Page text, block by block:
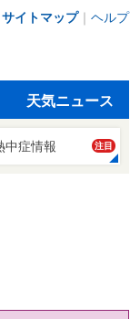
サイトマップ｜ ヘルプ
天気ニュース
中症情報 注目